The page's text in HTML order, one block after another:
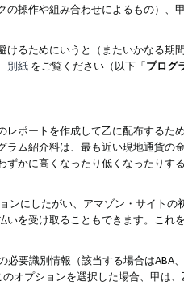
操作や組み合わせによるもの）、甲
るためにいうと（またいかなる期
別紙 をご覧ください（以下「プログ
ポートを作成して乙に配布するため
ラム紹介料は、最も近い現地通貨の
ずかに高くなったり低くなったりす
ンにしたがい、アマゾン・サイトの
いを受け取ることもできます。これ
要識別情報（該当する場合はABA、
オプションを選択した場合、甲は、